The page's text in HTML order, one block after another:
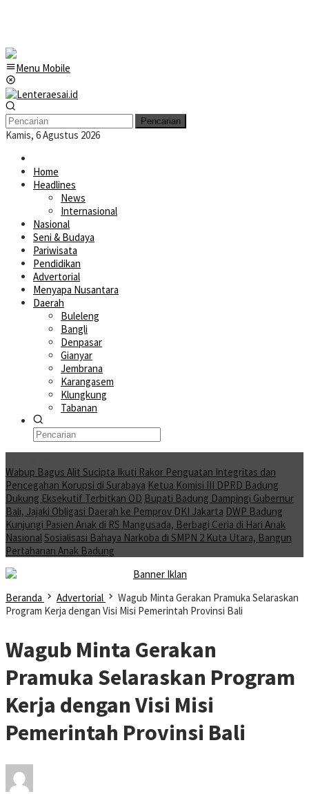
Menu Mobile
Pencarian
Kamis, 6 Agustus 2026
Home
Headlines
News
Internasional
Nasional
Seni & Budaya
Pariwisata
Pendidikan
Advertorial
Menyapa Nusantara
Daerah
Buleleng
Bangli
Denpasar
Gianyar
Jembrana
Karangasem
Klungkung
Tabanan
Wabup Bagus Alit Sucipta Ikuti Rakor Penguatan Integritas dan
Pencegahan Korupsi di Surabaya Ketua Komisi III DPRD Badung
Dukung Eksekutif Terbitkan OD Bupati Badung Dampingi Gubernur
Bali, Jajaki Obligasi Daerah ke Pemprov DKI Jakarta DWP Badung
Kunjungi Pasien Anak di RS Mangusada, Berbagi Ceria di Hari Anak
NasionalSosialisasi Bahaya Narkoba di SMPN 2 Kuta Utara, Bangun
Pertahanan Anak Badung
Beranda Advertorial
Wagub Minta Gerakan Pramuka Selaraskan
Program Kerja dengan Visi Misi Pemerintah Provinsi Bali
Wagub Minta Gerakan
Pramuka Selaraskan Program
Kerja dengan Visi Misi
Pemerintah Provinsi Bali